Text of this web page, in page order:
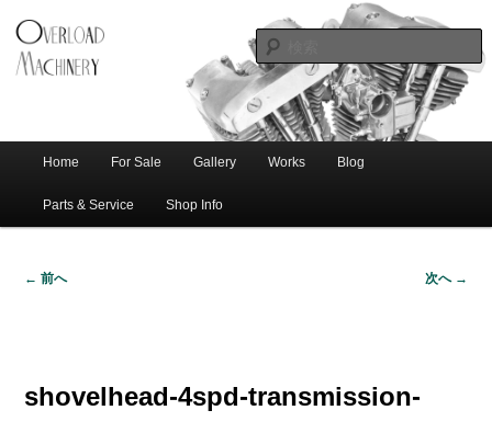
新潟のハー
レー中古車
バーロード
ショベル・アイアンスポーツ・エボビッグツイン＆スポーツスターなどを取
り扱う中古ハーレー専門店。整備・修理・カスタムまで一貫対応します。
ン
メ
イ
ン
ン
サ
ブ
コ
テ
Home For Sale Gallery Works Blog
Parts & Service Shop Info
ゲ
← 前へ 次へ →
shovelhead-4spd-transmission-